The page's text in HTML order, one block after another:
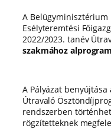
A Belügyminisztérium
Esélyteremtési
2022/2023. tanév
szakmához
A Pályázat benyújtása
Útravaló
rendszerben
rögzítetteknek